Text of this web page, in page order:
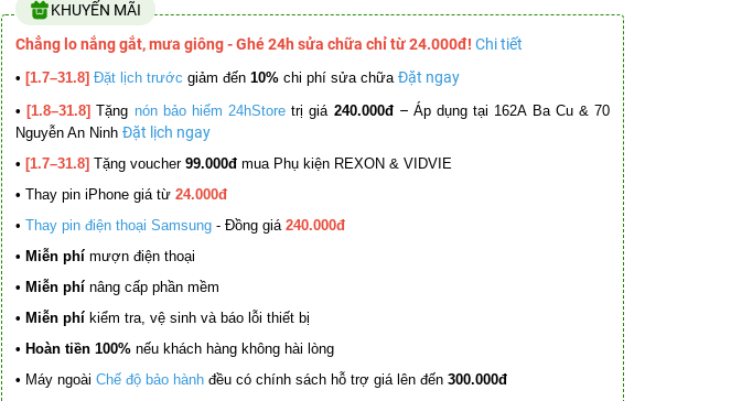
KHUYẾN MÃI
Chẳng lo nắng gắt, mưa giông - Ghé 24h sửa chữa chỉ từ 24.000đ! Chi tiết
• [1.7–31.8] Đặt lịch trước giảm đến 10% chi phí sửa chữa Đặt ngay
• [1.8–31.8] Tặng nón bảo hiểm 24hStore trị giá 240.000đ – Áp dụng tại 162A Ba Cu & 70
Nguyễn An Ninh Đặt lịch ngay
• [1.7–31.8] Tặng voucher 99.000đ mua Phụ kiện REXON & VIDVIE
• Thay pin iPhone giá từ 24.000đ
• Thay pin điện thoại Samsung - Đồng giá 240.000đ
• Miễn phí mượn điện thoại
• Miễn phí nâng cấp phần mềm
• Miễn phí kiểm tra, vệ sinh và báo lỗi thiết bị
• Hoàn tiền 100% nếu khách hàng không hài lòng
• Máy ngoài Chế độ bảo hành đều có chính sách hỗ trợ giá lên đến 300.000đ